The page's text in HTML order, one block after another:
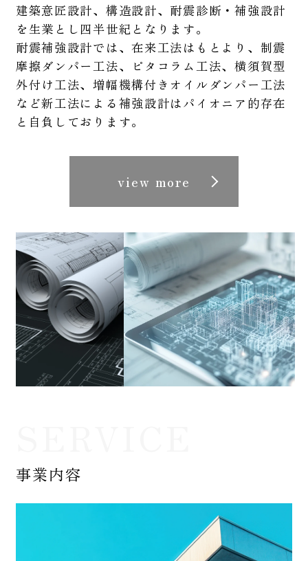
建築意匠設計、構造設計、耐震診断・補強設計
を生業とし四半世紀となります。
耐震補強設計では、在来工法はもとより、制震
摩擦ダンパー工法、ピタコラム工法、横須賀型
外付け工法、増幅機構付きオイルダンパー工法
など新工法による補強設計はパイオニア的存在
と自負しております。
view more
事業内容